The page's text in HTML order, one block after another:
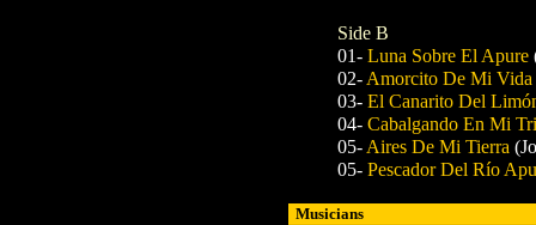
Side B
01- Luna Sobre El Apure
02-Amorcito De Mi Vida
03- El Canarito Del
04- Cabalgando En Mi
05-Aires De Mi Tierra
05- Pescador Del Río
Musicians